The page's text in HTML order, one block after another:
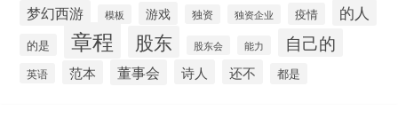
梦幻西游 模板 游戏 独资 独资企业 疫情 的人
的是 章程 股东 股东会 能力 自己的
英语 范本 董事会 诗人 还不 都是